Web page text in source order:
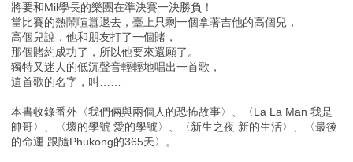
將要和Mil學長的樂團在準決賽一決勝負！
當比賽的熱鬧喧囂退去，臺上只剩一個拿著吉他的高個兒，
高個兒說，他和朋友打了一個賭，
那個賭約成功了，所以他要來還願了。
獨特又迷人的低沉聲音輕輕地唱出一首歌，
這首歌的名字，叫……
本書收錄番外〈我們倆與兩個人的恐怖故事〉、〈La La Man 我是
帥哥〉、〈壞的學號 愛的學號〉、〈新生之夜 新的生活〉、〈最後
的命運 跟隨Phukong的365天〉。